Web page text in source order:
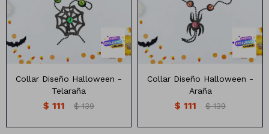
Collar Diseño Halloween -
Telaraña
$ 111 $ 139
Collar Diseño Halloween -
Araña
$ 111 $ 139